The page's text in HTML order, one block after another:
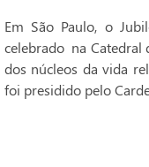
Em São Paulo, o
celebrado na Catedral
dos núcleos da vida
foi presidido pelo